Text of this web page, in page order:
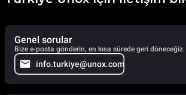
Genel sorular
Bize e-posta gönderin, en kısa sürede geri döneceğiz.
info.turkiye@unox.com